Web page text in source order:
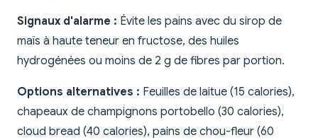
Signaux d'alarme : Évite les pains avec du sirop de
maïs à haute teneur en fructose, des huiles
hydrogénées ou moins de 2 g de fibres par portion.
Options alternatives : Feuilles de laitue (15 calories),
chapeaux de champignons portobello (30 calories),
cloud bread (40 calories), pains de chou-fleur (60